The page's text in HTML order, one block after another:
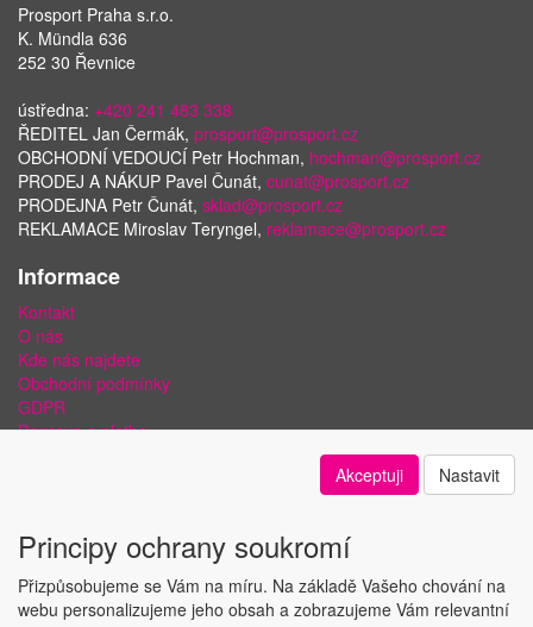
Prosport Praha s.r.o.
K. Mündla 636
252 30 Řevnice
ústředna: +420 241 483 338
ŘEDITEL Jan Čermák, prosport@prosport.cz
OBCHODNÍ VEDOUCÍ Petr Hochman, hochman@prosport.cz
PRODEJ A NÁKUP Pavel Čunát, cunat@prosport.cz
PRODEJNA Petr Čunát, sklad@prosport.cz
REKLAMACE Miroslav Teryngel, reklamace@prosport.cz
Informace
Kontakt
O nás
Kde nás najdete
Obchodní podmínky
GDPR
Doprava a platba
Akceptuji Nastavit
Principy ochrany soukromí
Přizpůsobujeme se Vám na míru. Na základě Vašeho chování na
webu personalizujeme jeho obsah a zobrazujeme Vám relevantní